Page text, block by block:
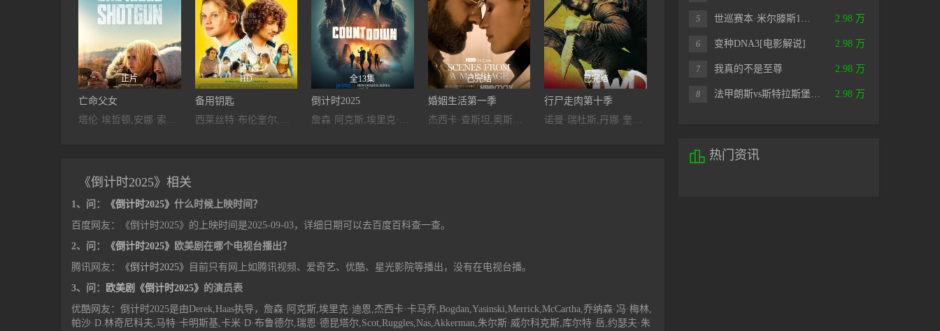
正片
亡命父女
塔伦·埃哲顿,安娜·索菲亚·海格尔,杰米·伯纳黛特,Goldie,Tom,Kiko,Sanchez,Loren,Anthony,杨罗布,敖德萨·阿德隆,大卫·莱昂斯,崔维斯·汉默,Rebecca,Hill,Casey,Conrad,R.,Padilla,埃德加·达马提安,约翰·卡洛·林奇,马特·罗扎克,基思·雅各,圣地亚哥·瑟甘拉,瑞恩·德昆塔尔,安迪·卡斯特利奇,Freddie,Martinez
HD
备用钥匙
西莱丝特·布伦奎尔,康坦·多尔迈尔,克萝伊·蒙丝,梅根·诺瑟姆,弗朗索瓦·尼格雷特,安东尼·索尼戈,Ilan,Schermann,Romane,Bertrand,希雷尔·纳塔夫,Igor,Kovalsky,洛朗·波瓦特诺,凯瑟琳·吉昂,Lily,Aubry,Elsa,Pasquier,Roland,Brocard,Nadine,Mansuy,Anne-Elodie,Sorlin,Noa,Georges,Noam,Villa,Gabrielle,Chabot
全13集
倒计时2025
詹森·阿克斯,埃里克·迪恩,杰西卡·卡马乔,Bogdan,Yasinski,Merrick,McCartha,乔纳森·冯·梅林,帕沙·D.林奇尼科夫,马特·卡明斯基,卡米·D·布鲁德尔,瑞恩·德昆塔尔,Scot,Ruggles,Nas,Akkerman,朱尔斯·威尔科克斯,库尔特·岳,约瑟夫·朱利安·索里亚,Lily,Keene,萨姆·戴利,艾莉克斯·斯甘巴蒂,罗尼·吉恩·贝尔维斯,提姆·阿贝尔
已完结
婚姻生活第一季
杰西卡·查斯坦,奥斯卡·伊萨克,妮可·贝哈瑞,寇瑞·斯托尔,托芙·菲尔德舒,迈克尔·阿洛尼,苏妮特·玛尼,莫瑞·金斯堡,苏珊·波尔法,雪莉·拉米瑞克,丹尼埃拉·拉贝尼,安娜·鲁斯特,海加·李维,Lily,Jane,Michael,Glasner,Sophia,Kopera
已完结
行尸走肉第十季
诺曼·瑞杜斯,丹娜·奎里拉,梅丽莎·麦克布莱德,乔什·麦克德米特,克里斯蒂·瑟拉图斯,塞斯·吉列姆,罗斯·马昆德,卡里·佩顿,卡兰·麦克奥利菲,瑞恩·赫斯特,萨曼莎·莫顿,杰弗里·迪恩·摩根,库珀·安德鲁斯,索拉·伯奇,克里·卡希尔,凯文·卡罗尔,约翰·芬,凯莱·弗莱明,丹·福勒,纳迪娅·希尔克,埃莉诺·松浦,卡萨迪·麦克林西,西德尼·帕克,琳赛·雷吉斯特,劳伦·利德洛夫,艾莉克斯·斯甘巴蒂,大卫·莫拉
亡命父女[电影解说]
野兽家族第五季
《倒计时2025》相关
1、问： 《倒计时2025》 什么时候上映时间？
百度网友：《倒计时2025》的上映时间是2025-09-03，详细日期可以去百度百科查一查。
2、问：
《倒计时2025》 欧美剧在哪个电视台播出？
腾讯网友：
《倒计时2025》
目前只有网上如腾讯视频、爱奇艺、优酷、星光影院等播出，没有在电视台播。
3、问：
欧美剧《倒计时2025》 的演员表
优酷网友：倒计时2025是由Derek,Haas执导，詹森·阿克斯,埃里克·迪恩,杰西卡·卡马乔,Bogdan,Yasinski,Merrick,McCartha,乔纳森·冯·梅林,
帕沙·D.林奇尼科夫,马特·卡明斯基,卡米·D·布鲁德尔,瑞恩·德昆塔尔,Scot,Ruggles,Nas,Akkerman,朱尔斯·威尔科克斯,库尔特·岳,约瑟夫·朱
5 世巡赛本·米尔滕斯1… 2.98 万
6 变种DNA3[电影解说] 2.98 万
7 我真的不是至尊 2.98 万
8 法甲朗斯vs斯特拉斯堡… 2.98 万
 热门资讯